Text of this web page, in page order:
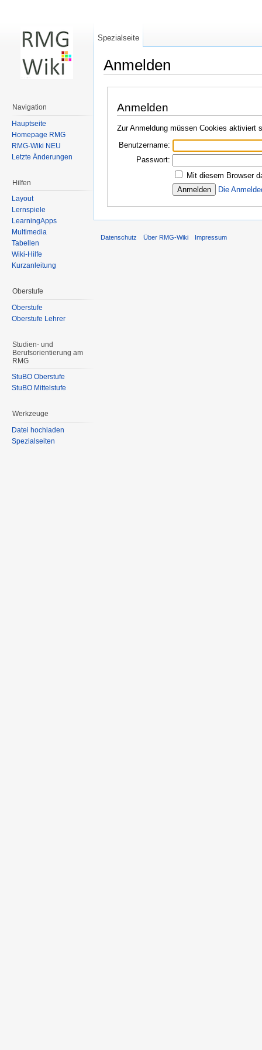
Anmelden
Anmelden
Zur Anmeldung müssen Cookies aktiviert
Benutzername:
Passwort:
Mit diesem Browser
Die
Spezialseite
Navigation
Hauptseite
Homepage RMG
RMG-Wiki NEU
Letzte Änderungen
Hilfen
Layout
Lernspiele
LearningApps
Multimedia
Tabellen
Wiki-Hilfe
Kurzanleitung
Oberstufe
Oberstufe
Oberstufe Lehrer
Studien- und
Berufsorientierung am
RMG
StuBO Oberstufe
StuBO Mittelstufe
Werkzeuge
Datei hochladen
Spezialseiten
Datenschutz Über RMG-Wiki Impressum